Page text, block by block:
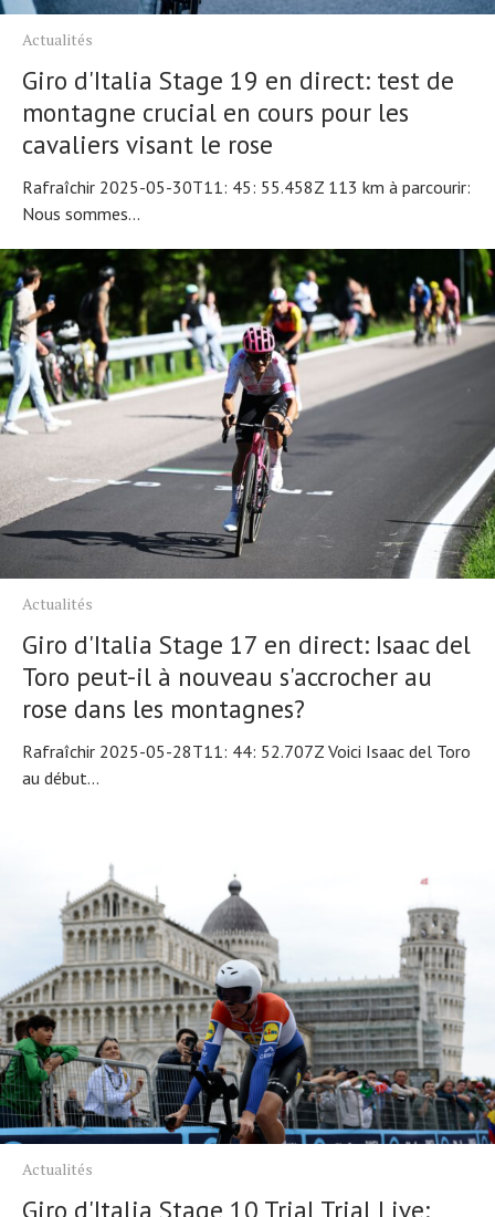
Actualités
Giro d'Italia Stage 19 en direct: test de
montagne crucial en cours pour les
cavaliers visant le rose
Rafraîchir 2025-05-30T11: 45: 55.458Z 113 km à parcourir:
Nous sommes...
Actualités
Giro d'Italia Stage 17 en direct: Isaac del
Toro peut-il à nouveau s'accrocher au
rose dans les montagnes?
Rafraîchir 2025-05-28T11: 44: 52.707Z Voici Isaac del Toro
au début...
Actualités
Giro d'Italia Stage 10 Trial Trial Live: